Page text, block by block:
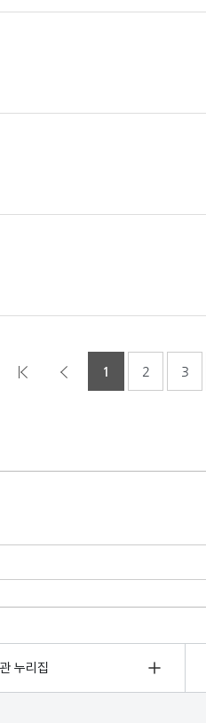
1 2 3
누리집